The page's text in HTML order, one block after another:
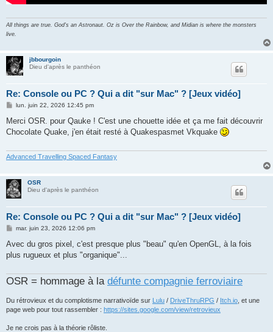
All things are true. God's an Astronaut. Oz is Over the Rainbow, and Midian is where the monsters
live.
jbbourgoin
Dieu d'après le panthéon
Re: Console ou PC ? Qui a dit "sur Mac" ? [Jeux vidéo]
M
s
a
lun. juin 22, 2026 12:45 pm
Merci OSR. pour Qauke ! C'est une chouette idée et ça me fait découvrir
Chocolate Quake, j'en était resté à Quakespasmet Vkquake
Advanced Travelling Spaced Fantasy
OSR
Dieu d'après le panthéon
Re: Console ou PC ? Qui a dit "sur Mac" ? [Jeux vidéo]
M
s
a
mar. juin 23, 2026 12:06 pm
Avec du gros pixel, c'est presque plus "beau" qu'en OpenGL, à la fois
plus rugueux et plus "organique"...
OSR = hommage à la défunte compagnie ferroviaire
Du rétrovieux et du complotisme narrativoïde sur Lulu / DriveThruRPG / Itch.io , et une
page web pour tout rassembler : https://sites.google.com/view/retrovieux
Je ne crois pas à la théorie rôliste.